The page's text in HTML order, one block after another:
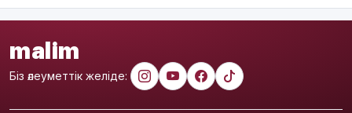
malim
Біз әлеуметтік желіде: